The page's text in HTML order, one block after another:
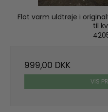
Flot varm uldtrøje i
til
999,00 DKK
VIS